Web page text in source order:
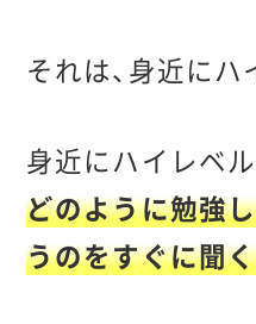
それは、身近に
身近にハイレベ
どのように勉強
うのをすぐに聞